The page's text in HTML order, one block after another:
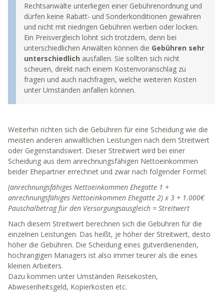
Rechtsanwälte unterliegen einer Gebührenordnung und
dürfen keine Rabatt- und Sonderkonditionen gewähren
und nicht mit niedrigen Gebühren werben oder locken.
Ein Preisvergleich lohnt sich trotzdem, denn bei
unterschiedlichen Anwälten können die Gebühren sehr
unterschiedlich ausfallen. Sie sollten sich nicht
scheuen, direkt nach einem Kostenvoranschlag zu
fragen und auch nachfragen, welche weiteren Kosten
unter Umständen anfallen können.
Weiterhin richten sich die Gebühren für eine Scheidung wie die
meisten anderen anwaltlichen Leistungen nach dem Streitwert
oder Gegenstandswert. Dieser Streitwert wird bei einer
Scheidung aus dem anrechnungsfähigen Nettoeinkommen
beider Ehepartner errechnet und zwar nach folgender Formel:
(anrechnungsfähiges Nettoeinkommen Ehegatte 1 +
anrechnungsfähiges Nettoeinkommen Ehegatte 2) x 3 + 1.000€
Pauschalbetrag für den Versorgungsausgleich = Streitwert
Nach diesem Streitwert berechnen sich die Gebühren für die
einzelnen Leistungen. Das heißt, je höher der Streitwert, desto
höher die Gebühren. Die Scheidung eines gutverdienenden,
hochrangigen Managers ist also immer teurer als die eines
kleinen Arbeiters.
Dazu kommen unter Umständen Reisekosten,
Abwesenheitsgeld, Kopierkosten etc.